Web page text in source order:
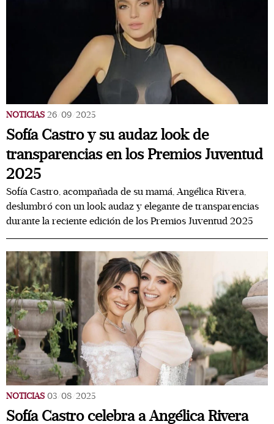
NOTICIAS 26/09/2025
Sofía Castro y su audaz look de
transparencias en los Premios Juventud
2025
Sofía Castro, acompañada de su mamá, Angélica Rivera,
deslumbró con un look audaz y elegante de transparencias
durante la reciente edición de los Premios Juventud 2025
NOTICIAS 03/08/2025
Sofía Castro celebra a Angélica Rivera